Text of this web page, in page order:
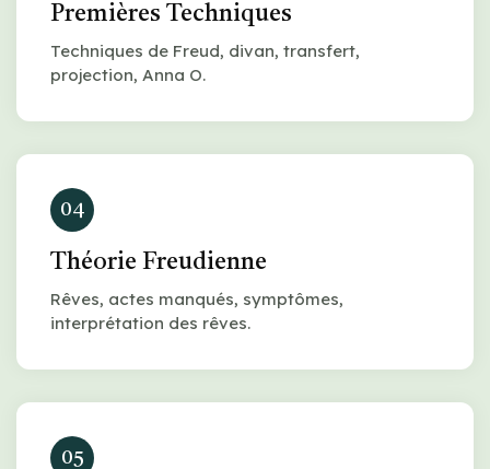
Premières Techniques
Techniques de Freud, divan, transfert,
projection, Anna O.
04
Théorie Freudienne
Rêves, actes manqués, symptômes,
interprétation des rêves.
05